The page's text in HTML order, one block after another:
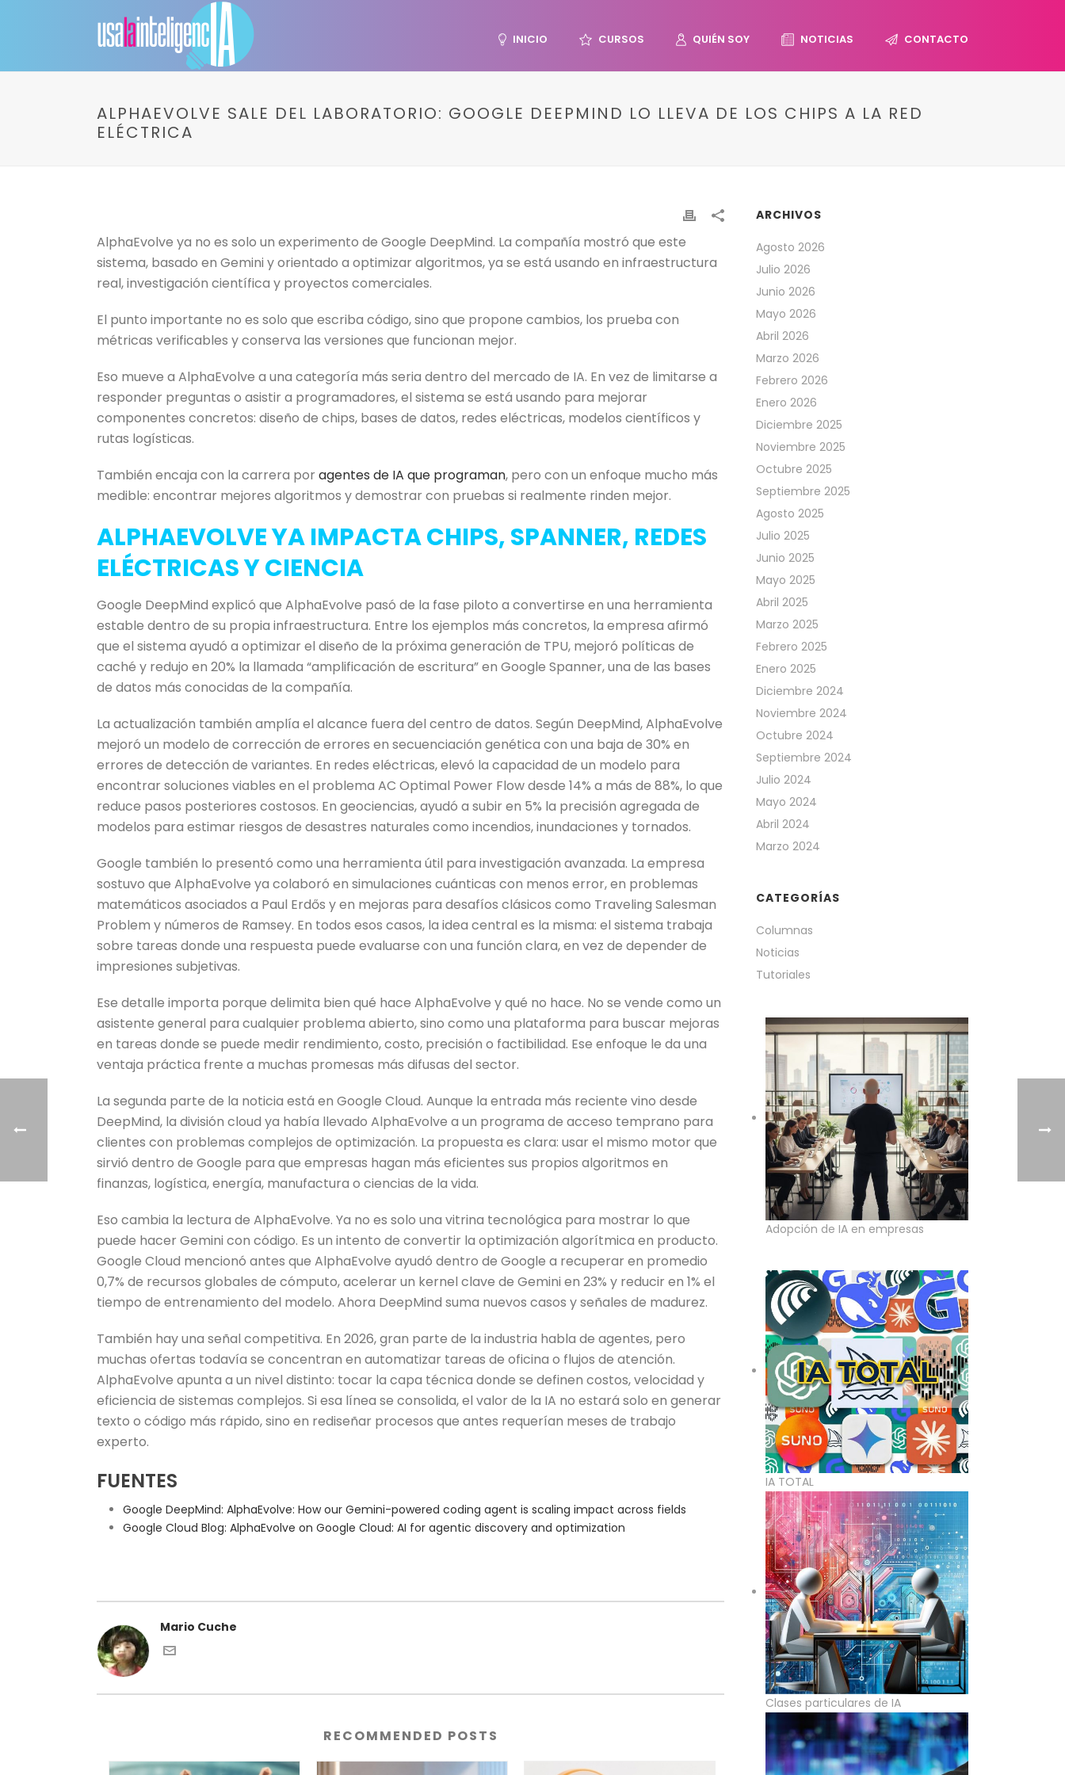
INICIO CURSOS QUIÉN SOY NOTICIAS CONTACTO
ALPHAEVOLVE SALE DEL LABORATORIO: GOOGLE DEEPMIND LO LLEVA DE LOS CHIPS A LA RED
ELÉCTRICA
AlphaEvolve ya no es solo un experimento de Google DeepMind. La compañía mostró que este
sistema, basado en Gemini y orientado a optimizar algoritmos, ya se está usando en infraestructura
real, investigación científica y proyectos comerciales.
El punto importante no es solo que escriba código, sino que propone cambios, los prueba con
métricas verificables y conserva las versiones que funcionan mejor.
Eso mueve a AlphaEvolve a una categoría más seria dentro del mercado de IA. En vez de limitarse a
responder preguntas o asistir a programadores, el sistema se está usando para mejorar
componentes concretos: diseño de chips, bases de datos, redes eléctricas, modelos científicos y
rutas logísticas.
También encaja con la carrera por agentes de IA que programan, pero con un enfoque mucho más
medible: encontrar mejores algoritmos y demostrar con pruebas si realmente rinden mejor.
ALPHAEVOLVE YA IMPACTA CHIPS, SPANNER, REDES
ELÉCTRICAS Y CIENCIA
Google DeepMind explicó que AlphaEvolve pasó de la fase piloto a convertirse en una herramienta
estable dentro de su propia infraestructura. Entre los ejemplos más concretos, la empresa afirmó
que el sistema ayudó a optimizar el diseño de la próxima generación de TPU, mejoró políticas de
caché y redujo en 20% la llamada “amplificación de escritura” en Google Spanner, una de las bases
de datos más conocidas de la compañía.
La actualización también amplía el alcance fuera del centro de datos. Según DeepMind, AlphaEvolve
mejoró un modelo de corrección de errores en secuenciación genética con una baja de 30% en
errores de detección de variantes. En redes eléctricas, elevó la capacidad de un modelo para
encontrar soluciones viables en el problema AC Optimal Power Flow desde 14% a más de 88%, lo que
reduce pasos posteriores costosos. En geociencias, ayudó a subir en 5% la precisión agregada de
modelos para estimar riesgos de desastres naturales como incendios, inundaciones y tornados.
Google también lo presentó como una herramienta útil para investigación avanzada. La empresa
sostuvo que AlphaEvolve ya colaboró en simulaciones cuánticas con menos error, en problemas
matemáticos asociados a Paul Erdős y en mejoras para desafíos clásicos como Traveling Salesman
Problem y números de Ramsey. En todos esos casos, la idea central es la misma: el sistema trabaja
sobre tareas donde una respuesta puede evaluarse con una función clara, en vez de depender de
impresiones subjetivas.
Ese detalle importa porque delimita bien qué hace AlphaEvolve y qué no hace. No se vende como un
asistente general para cualquier problema abierto, sino como una plataforma para buscar mejoras
en tareas donde se puede medir rendimiento, costo, precisión o factibilidad. Ese enfoque le da una
ventaja práctica frente a muchas promesas más difusas del sector.
La segunda parte de la noticia está en Google Cloud. Aunque la entrada más reciente vino desde
DeepMind, la división cloud ya había llevado AlphaEvolve a un programa de acceso temprano para
clientes con problemas complejos de optimización. La propuesta es clara: usar el mismo motor que
sirvió dentro de Google para que empresas hagan más eficientes sus propios algoritmos en
finanzas, logística, energía, manufactura o ciencias de la vida.
Eso cambia la lectura de AlphaEvolve. Ya no es solo una vitrina tecnológica para mostrar lo que
puede hacer Gemini con código. Es un intento de convertir la optimización algorítmica en producto.
Google Cloud mencionó antes que AlphaEvolve ayudó dentro de Google a recuperar en promedio
0,7% de recursos globales de cómputo, acelerar un kernel clave de Gemini en 23% y reducir en 1% el
tiempo de entrenamiento del modelo. Ahora DeepMind suma nuevos casos y señales de madurez.
También hay una señal competitiva. En 2026, gran parte de la industria habla de agentes, pero
muchas ofertas todavía se concentran en automatizar tareas de oficina o flujos de atención.
AlphaEvolve apunta a un nivel distinto: tocar la capa técnica donde se definen costos, velocidad y
eficiencia de sistemas complejos. Si esa línea se consolida, el valor de la IA no estará solo en generar
texto o código más rápido, sino en rediseñar procesos que antes requerían meses de trabajo
experto.
FUENTES
Google DeepMind: AlphaEvolve: How our Gemini-powered coding agent is scaling impact across fields
Google Cloud Blog: AlphaEvolve on Google Cloud: AI for agentic discovery and optimization
Mario Cuche
RECOMMENDED POSTS
ARCHIVOS
Agosto 2026
Julio 2026
Junio 2026
Mayo 2026
Abril 2026
Marzo 2026
Febrero 2026
Enero 2026
Diciembre 2025
Noviembre 2025
Octubre 2025
Septiembre 2025
Agosto 2025
Julio 2025
Junio 2025
Mayo 2025
Abril 2025
Marzo 2025
Febrero 2025
Enero 2025
Diciembre 2024
Noviembre 2024
Octubre 2024
Septiembre 2024
Julio 2024
Mayo 2024
Abril 2024
Marzo 2024
CATEGORÍAS
Columnas
Noticias
Tutoriales
Adopción de IA en empresas
IA TOTAL
Clases particulares de IA